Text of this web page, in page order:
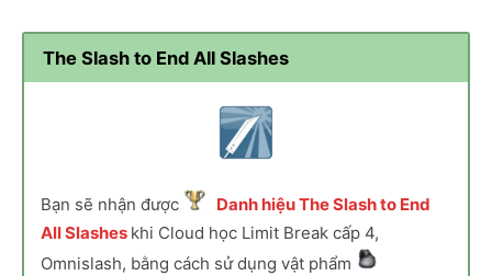
The Slash to End All Slashes
Bạn sẽ nhận được
Danh hiệu The Slash to End
All Slashes khi Cloud học Limit Break cấp 4,
Omnislash, bằng cách sử dụng vật phẩm